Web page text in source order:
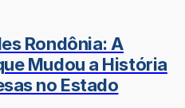
Rondônia: A
Mudou a História
no Estado